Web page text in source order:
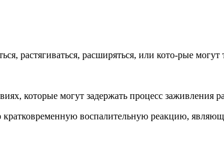
растягиваться, расширяться, или кото-рые
которые могут задержать процесс заживления
воспалительную реакцию,